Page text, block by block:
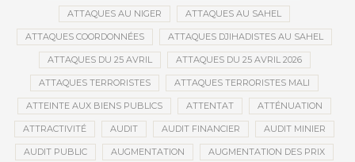
ATTAQUES AU NIGER ATTAQUES AU SAHEL
ATTAQUES COORDONNÉES ATTAQUES DJIHADISTES AU SAHEL
ATTAQUES DU 25 AVRIL ATTAQUES DU 25 AVRIL 2026
ATTAQUES TERRORISTES ATTAQUES TERRORISTES MALI
ATTEINTE AUX BIENS PUBLICS ATTENTAT ATTÉNUATION
ATTRACTIVITÉ AUDIT AUDIT FINANCIER AUDIT MINIER
AUDIT PUBLIC AUGMENTATION AUGMENTATION DES PRIX